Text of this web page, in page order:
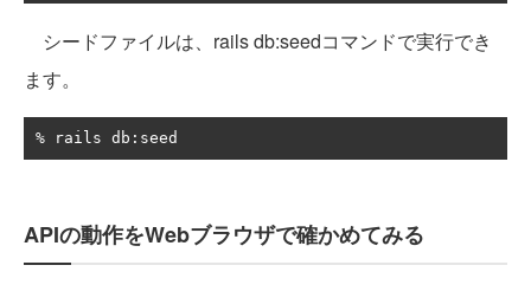
シードファイルは、rails db:seedコマンドで実行でき
ます。
% rails db : seed
APIの動作をWebブラウザで確かめてみる